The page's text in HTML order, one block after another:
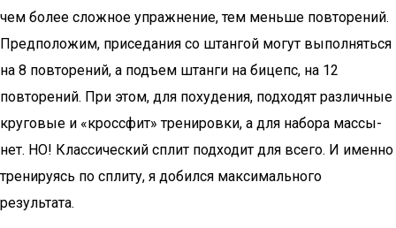
чем более сложное упражнение, тем меньше повторений.
Предположим, приседания со штангой могут выполняться
на 8 повторений, а подъем штанги на бицепс, на 12
повторений. При этом, для похудения, подходят различные
круговые и «кроссфит» тренировки, а для набора массы-
нет. НО! Классический сплит подходит для всего. И именно
тренируясь по сплиту, я добился максимального
результата.